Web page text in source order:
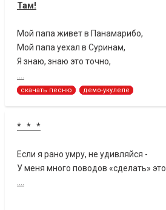
Там!
Мой папа живет в Панамарибо,
Мой папа уехал в Суринам,
Я знаю, знаю это точно,
скачать песню демо-укулеле
* * *
Если я рано умру, не удивляйся -
У меня много поводов «сделать» это.